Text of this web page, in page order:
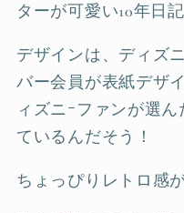
ターが可愛い10年日記
デザインは、ディズ
バー会員が表紙デザ
ィズニｰファンが選
ているんだそう！
ちょっぴりレトロ感